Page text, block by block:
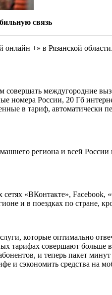
связь
онлайн +» в Рязанской
междугородние
номера России, 20 Гб
в тариф, автоматически
региона и всей России
«ВКонтакте», Facebook,
и в поездках по стране,
которые оптимально
тарифах совершают больше
и теперь пакет
и сэкономить средства на